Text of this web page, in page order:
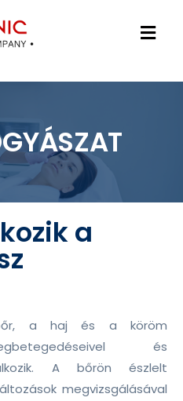
a
a haj és a köröm
és
A bőrön észlelt
megvizsgálásával